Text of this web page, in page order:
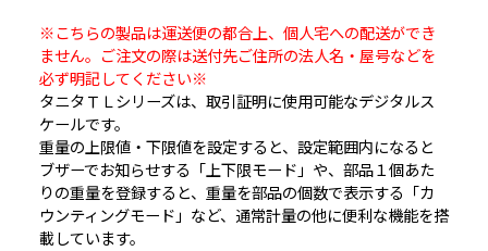
※こちらの製品は運送便の都合上、個人宅への配送ができ
ません。ご注文の際は送付先ご住所の法人名・屋号などを
必ず明記してください※
タニタＴＬシリーズは、取引証明に使用可能なデジタルス
ケールです。
重量の上限値・下限値を設定すると、設定範囲内になると
ブザーでお知らせする「上下限モード」や、部品１個あた
りの重量を登録すると、重量を部品の個数で表示する「カ
ウンティングモード」など、通常計量の他に便利な機能を搭
載しています。